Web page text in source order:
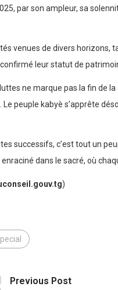
par son ampleur, sa
venues de divers horizons,
confirmé leur statut de
ne marque pas la fin de
Le peuple kabyè s’apprête
successifs, c’est tout un
dans le sacré, où
)
Previous Post